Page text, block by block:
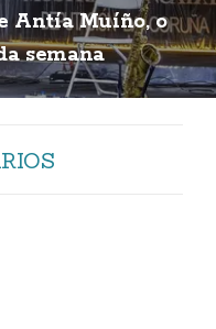
Antía Muíño, o
semana